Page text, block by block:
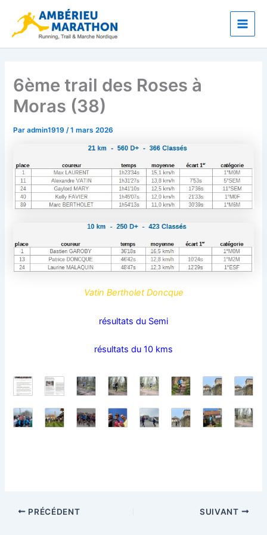
contenu
Main
6ème trail des Roses à
Moras (38)
Paradmin1919/1 mars 2026
Vatin Bertholet Doncque
résultats du Semi
résultats du 10 kms
PRÉCÉDENT SUIVANT